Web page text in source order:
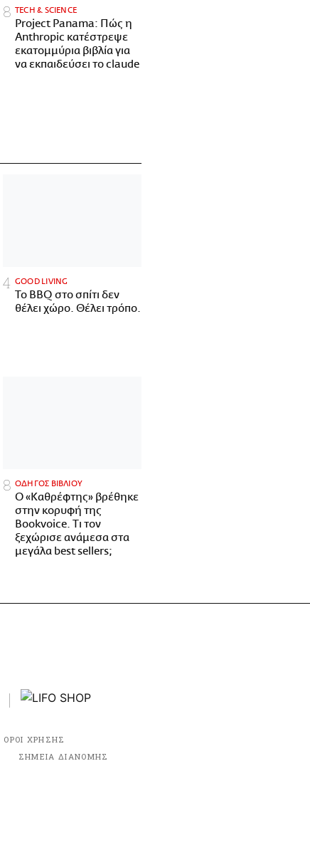
ΤECH & SCIENCE
Project Panama: Πώς η
Anthropic κατέστρεψε
εκατομμύρια βιβλία για
να εκπαιδεύσει το claude
GOOD LIVING
Το BBQ στο σπίτι δεν
θέλει χώρο. Θέλει τρόπο.
ΟΔΗΓΟΣ ΒΙΒΛΙΟΥ
Ο «Καθρέφτης» βρέθηκε
στην κορυφή της
Bookvoice. Τι τον
ξεχώρισε ανάμεσα στα
μεγάλα best sellers;
ΟΡΟΙ ΧΡΗΣΗΣ
ΣΗΜΕΙΑ ΔΙΑΝΟΜΗΣ